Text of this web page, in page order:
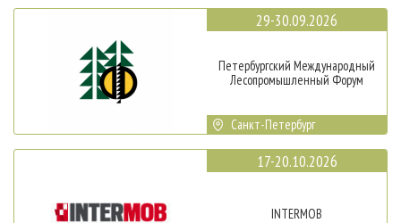
29-30.09.2026
Петербургский Международный
Лесопромышленный Форум
Санкт-Петербург
17-20.10.2026
INTERMOB